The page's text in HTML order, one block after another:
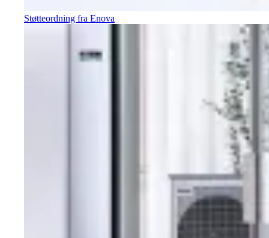
Støtteordning fra Enova